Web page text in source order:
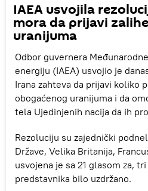
IAEA usvojila
mora da prijavi
uranijuma
Odbor guvernera
energiju (IAEA) usvojio je
Irana zahteva da prijavi koliko
obogaćenog uranijuma i da
tela Ujedinjenih nacija da ih
Rezoluciju su zajednički
Države, Velika Britanija,
usvojena je sa 21 glasom za,
predstavnika bilo uzdržano.